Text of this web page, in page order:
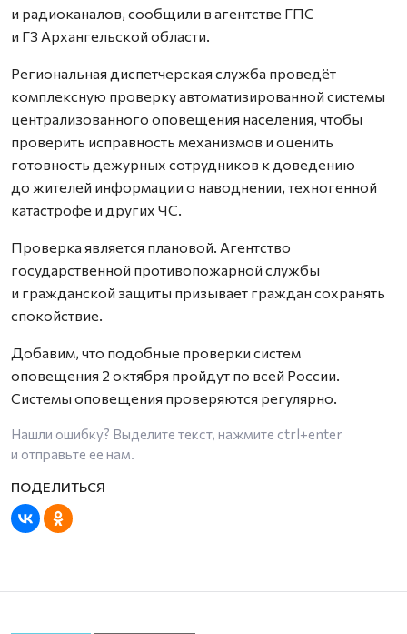
и радиоканалов, сообщили в агентстве ГПС
и ГЗ Архангельской области.
Региональная диспетчерская служба проведёт
комплексную проверку автоматизированной системы
централизованного оповещения населения, чтобы
проверить исправность механизмов и оценить
готовность дежурных сотрудников к доведению
до жителей информации о наводнении, техногенной
катастрофе и других ЧС.
Проверка является плановой. Агентство
государственной противопожарной службы
и гражданской защиты призывает граждан сохранять
спокойствие.
Добавим, что подобные проверки систем
оповещения 2 октября пройдут по всей России.
Системы оповещения проверяются регулярно.
Нашли ошибку? Выделите текст, нажмите ctrl+enter
и отправьте ее нам.